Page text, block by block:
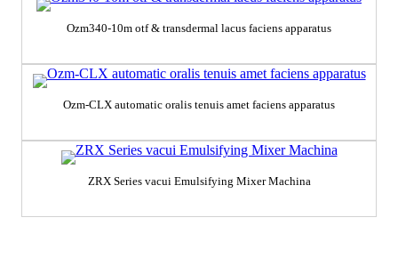
Ozm340-10m otf & transdermal lacus faciens apparatus
Ozm-CLX automatic oralis tenuis amet faciens apparatus
ZRX Series vacui Emulsifying Mixer Machina